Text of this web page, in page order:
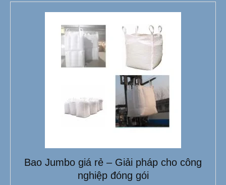
Bao Jumbo giá rẻ – Giải pháp cho công
nghiệp đóng gói